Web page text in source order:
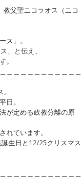
父聖ニコラオス（ニコ
ス」。
」と伝え、
。
日。
が定める政教分離の原
れています。
生日と12/25クリスマス